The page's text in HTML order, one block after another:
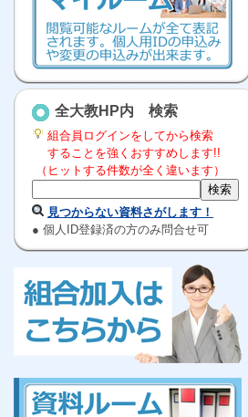
全大教HP内 検索
組合員ログインをしてから検索
することを強くおすすめします!!
（ヒットする件数が全く違います）
見つからない資料さがします！
● 個人ID登録済の方のみ問合せ可